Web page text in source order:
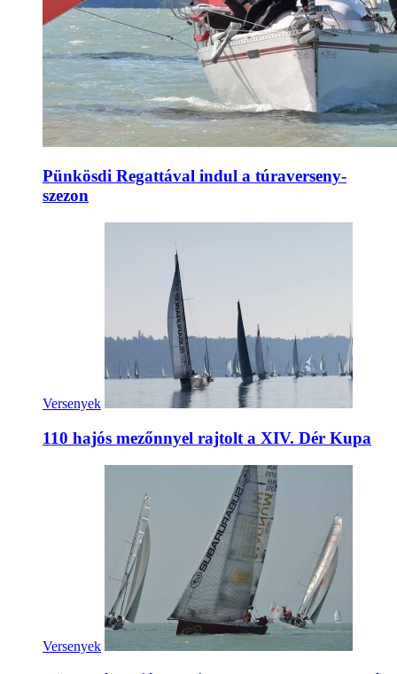
Pünkösdi Regattával indul a túraverseny-
szezon
Versenyek
110 hajós mezőnnyel rajtolt a XIV. Dér Kupa
Versenyek